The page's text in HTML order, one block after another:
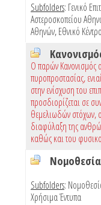
Subfolders: Γενικό
Αστεροσκοπείου
Αθηνών,Εθνικό
Ο παρών Κανονισμός
πυροπροστασίας,
στην ενίσχυση του
προσδιορίζεται σε
θεμελιωδών στόχων,
διαφύλαξη της
καθώς και του
Subfolders:
Χρήσιμα Έντυπα